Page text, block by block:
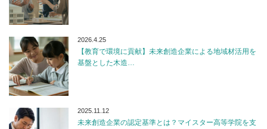
2026.4.25
【教育で環境に貢献】未来創造企業による地域材活用を
基盤とした木造…
2025.11.12
未来創造企業の認定基準とは？マイスター高等学院を支